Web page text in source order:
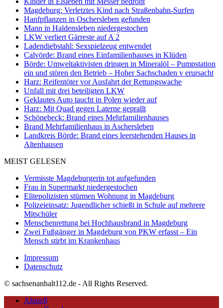
Magdeburg: Verletztes Kind nach Straßenbahn-Surfen
Hanfpflanzen in Oschersleben gefunden
Mann in Haldensleben niedergestochen
LKW verliert Gärreste auf A 2
Ladendiebstahl: Sexspielzeug entwendet
Calvörde: Brand eines Einfamilienhauses in Klüden
Börde: Umweltaktivisten dringen in Mineralöl – Pumpstation
ein und stören den Betrieb – Hoher Sachschaden v erursacht
Harz: Reifentöter vor Ausfahrt der Rettungswache
Unfall mit drei beteiligten LKW
Geklautes Auto taucht in Polen wieder auf
Harz: Mit Quad gegen Laterne geprallt
Schönebeck: Brand eines Mehrfamilienhauses
Brand Mehrfamilienhaus in Aschersleben
Landkreis Börde: Brand eines leerstehenden Hauses in
Altenhausen
MEIST GELESEN
Vermisste Magdeburgerin tot aufgefunden
Frau in Supermarkt niedergestochen
Elitepolizisten stürmen Wohnung in Magdeburg
Polizeieinsatz: Jugendlicher schießt in Schule auf mehrere
Mitschüler
Menschenrettung bei Hochhausbrand in Magdeburg
Zwei Fußgänger in Magdeburg von PKW erfasst – Ein
Mensch stirbt im Krankenhaus
Impressum
Datenschutz
© sachsenanhalt112.de - All Rights Reserved.
Aktuell